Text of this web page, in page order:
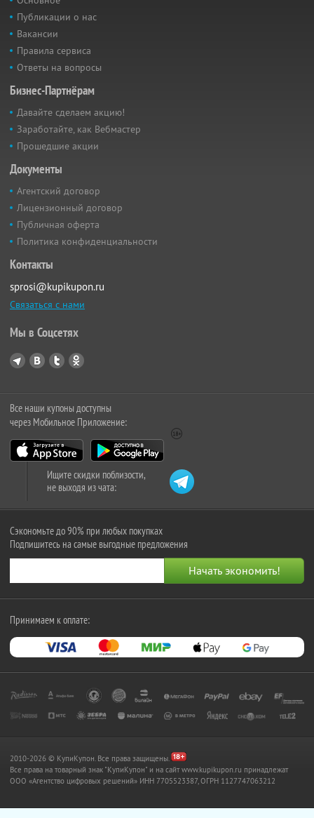
Публикации о нас
Вакансии
Правила сервиса
Ответы на вопросы
Бизнес-Партнёрам
Давайте сделаем акцию!
Заработайте, как Вебмастер
Прошедшие акции
Документы
Агентский договор
Лицензионный договор
Публичная оферта
Политика конфиденциальности
Контакты
sprosi@kupikupon.ru
Связаться с нами
Мы в Соцсетях
Все наши купоны доступны
через Мобильное Приложение:
Ищите скидки поблизости,
не выходя из чата:
Сэкономьте до 90% при любых покупках
Подпишитесь на самые выгодные предложения
Принимаем к оплате:
2010-2026 © КупиКупон. Все права защищены.
Все права на товарный знак "КупиКупон" и на сайт www.kupikupon.ru принадлежат
OOO «Агентство цифровых решений» ИНН 7705523387, ОГРН 1127747063212